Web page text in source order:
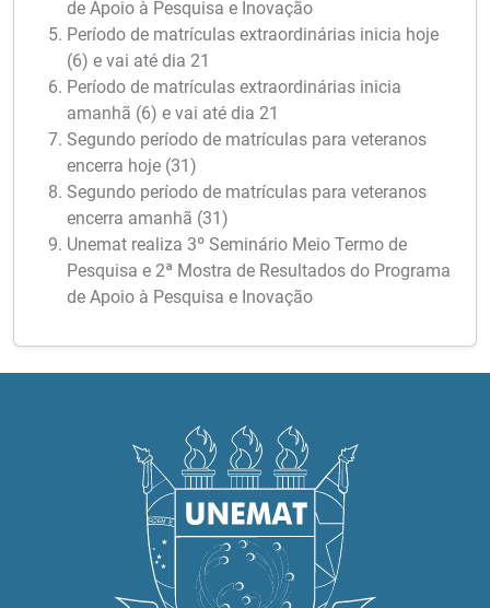
de Apoio à Pesquisa e Inovação
Período de matrículas extraordinárias inicia hoje
(6) e vai até dia 21
Período de matrículas extraordinárias inicia
amanhã (6) e vai até dia 21
Segundo período de matrículas para veteranos
encerra hoje (31)
Segundo período de matrículas para veteranos
encerra amanhã (31)
Unemat realiza 3º Seminário Meio Termo de
Pesquisa e 2ª Mostra de Resultados do Programa
de Apoio à Pesquisa e Inovação